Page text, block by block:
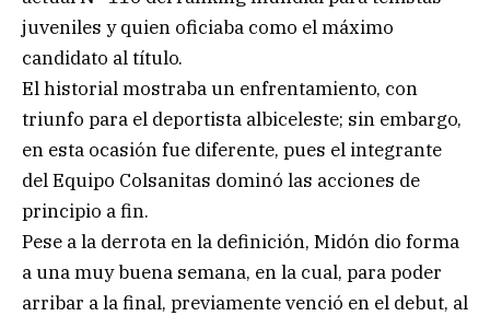
juveniles y quien oficiaba como el máximo
candidato al título.
El historial mostraba un enfrentamiento, con
triunfo para el deportista albiceleste; sin embargo,
en esta ocasión fue diferente, pues el integrante
del Equipo Colsanitas dominó las acciones de
principio a fin.
Pese a la derrota en la definición, Midón dio forma
a una muy buena semana, en la cual, para poder
arribar a la final, previamente venció en el debut, al